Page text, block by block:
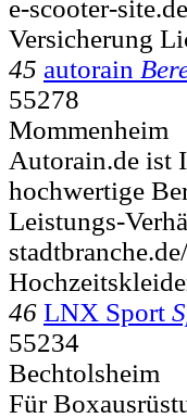
e-scooter-
Versicherung
45 autorain
55278
Mommenheim
Autorain.de ist
hochwertige
Leistungs-
46 LNX Sport
55234
Bechtolsheim
Für